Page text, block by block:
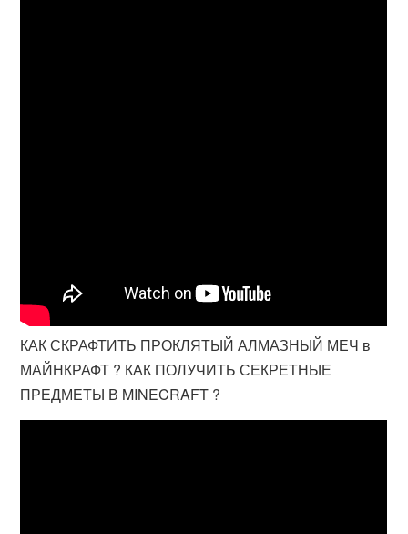
КАК СКРАФТИТЬ ПРОКЛЯТЫЙ АЛМАЗНЫЙ МЕЧ в
МАЙНКРАФТ ? КАК ПОЛУЧИТЬ СЕКРЕТНЫЕ
ПРЕДМЕТЫ В MINECRAFT ?